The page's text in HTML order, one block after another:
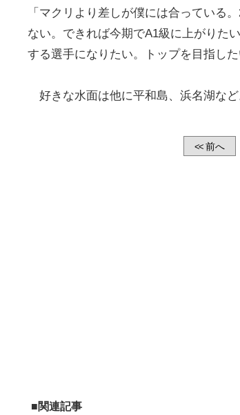
「マクリより差しが僕には合っている
ない。できれば今期でA1級に上がりた
する選手になりたい。トップを目指した
好きな水面は他に平和島、浜名湖など
<<前へ
■関連記事